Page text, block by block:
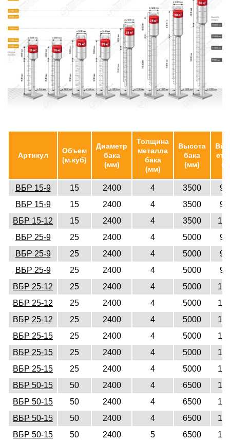
Артикул
Объем
(м.куб)
Диаметр
бака
(мм)
Толщина
металла
бака
(мм)
Высота
бака
(мм)
ВБР 15-9 15 2400 4 3500
ВБР 15-9
15 2400 4 3500
ВБР 15-12
15 2400 4 3500
ВБР 25-9
25 2400 4 5000
ВБР 25-9
25 2400 4 5000
ВБР 25-9
25 2400 4 5000
ВБР 25-12
25 2400 4 5000
ВБР 25-12
25 2400 4 5000
ВБР 25-12
25 2400 4 5000
ВБР 25-15
25 2400 4 5000
ВБР 25-15
25 2400 4 5000
ВБР 25-15
25 2400 4 5000
ВБР 50-15
50 2400 4 6500
ВБР 50-15
50 2400 4 6500
ВБР 50-15
50 2400 4 6500
ВБР 50-15
50 2400 5 6500